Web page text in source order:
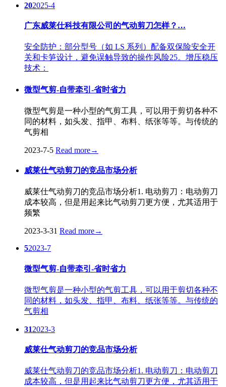
202025-4
广东威莱仕科技有限公司的气动剪刀怎样？…
安全防护：部分型号（如 LS 系列）配备双保险安全开
关和卡笋设计，避免误触导致的操作风险25。增压稳压
技术：
微型气剪-自带牵引-省时省力
微型气剪是一种小型的气剪工具，可以用于剪切各种不
同的材料，如头发、指甲、布料、纸张等等。与传统的
气剪相
2023-7-5 Read more→
威莱仕气动剪刀的竞品市场分析
威莱仕气动剪刀的竞品市场分析1. 电动剪刀：电动剪刀
成本较高，但是用起来比气动剪刀更方便，尤其适用于
频繁
2023-3-31 Read more→
52023-7
微型气剪-自带牵引-省时省力
微型气剪是一种小型的气剪工具，可以用于剪切各种不
同的材料，如头发、指甲、布料、纸张等等。与传统的
气剪相
312023-3
威莱仕气动剪刀的竞品市场分析
威莱仕气动剪刀的竞品市场分析1. 电动剪刀：电动剪刀
成本较高，但是用起来比气动剪刀更方便，尤其适用于